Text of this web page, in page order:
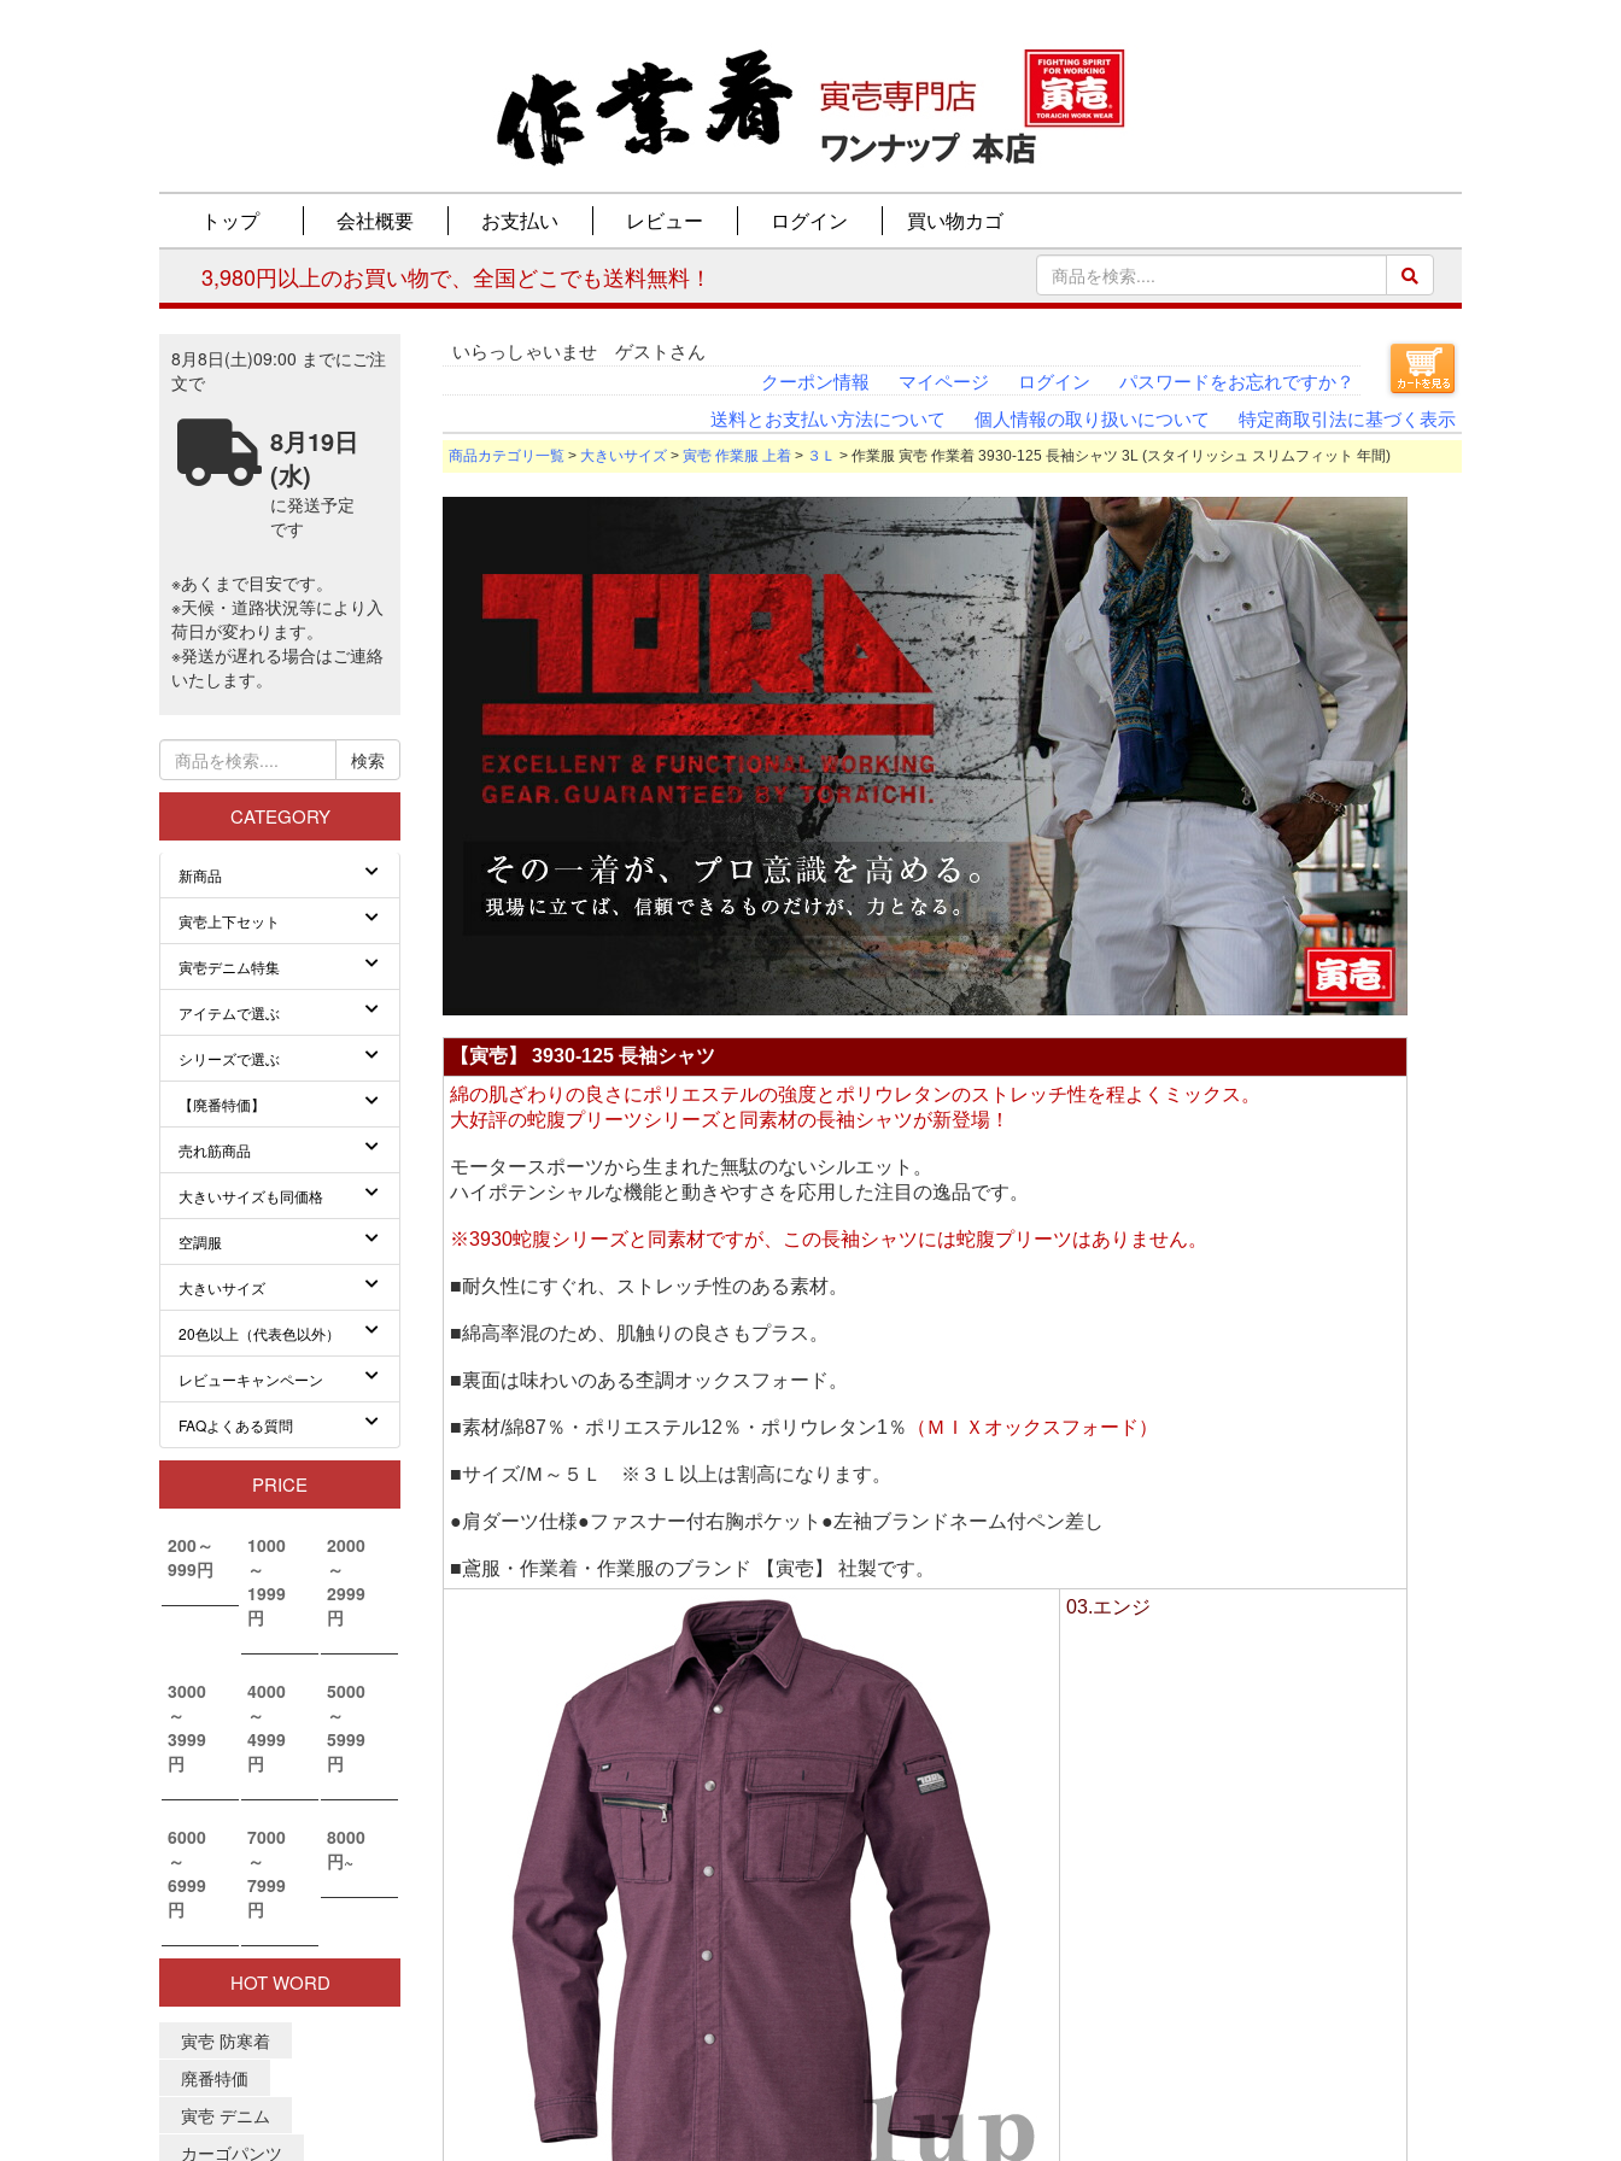
いらっしゃいませ ゲストさん
クーポン情報
マイページ ログイン
パスワードをお忘れですか？
送料とお支払い方法について
個人情報の取り扱いについて 特定商取引法に基づく表示
商品カテゴリ一覧 > 大きいサイズ > 寅壱 作業服 上着 > ３Ｌ > 作業服 寅壱 作業着 3930-125 長袖シャツ 3L (スタイリッシュ スリムフィット 年間)
【寅壱】 3930-125 長袖シャツ
綿の肌ざわりの良さにポリエステルの強度とポリウレタンのストレッチ性を程よくミックス。
大好評の蛇腹プリーツシリーズと同素材の長袖シャツが新登場！
モータースポーツから生まれた無駄のないシルエット。
ハイポテンシャルな機能と動きやすさを応用した注目の逸品です。
※3930蛇腹シリーズと同素材ですが、この長袖シャツには蛇腹プリーツはありません。
■耐久性にすぐれ、ストレッチ性のある素材。
■綿高率混のため、肌触りの良さもプラス。
■裏面は味わいのある杢調オックスフォード。
■素材/綿87％・ポリエステル12％・ポリウレタン1％ （ＭＩＸオックスフォード）
■サイズ/Ｍ～５Ｌ ※３Ｌ以上は割高になります。
●肩ダーツ仕様●ファスナー付右胸ポケット●左袖ブランドネーム付ペン差し
■鳶服・作業着・作業服のブランド 【寅壱】 社製です。
03.エンジ